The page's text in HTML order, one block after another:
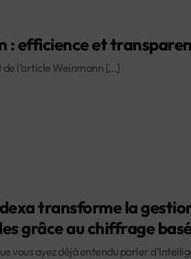
: efficience et
de l’article Weinmann […]
transforme la
grâce au chiffrage
vous ayez déjà entendu parler